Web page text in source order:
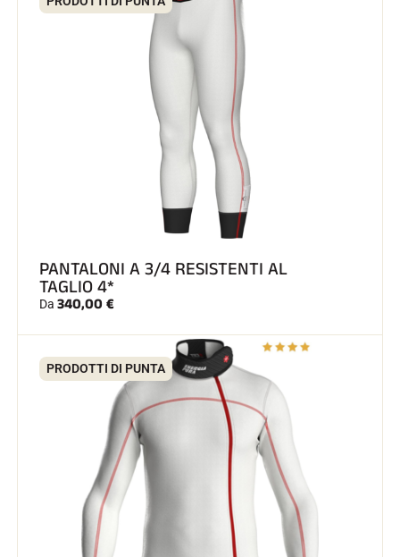
PANTALONI A 3/4 RESISTENTI AL
TAGLIO 4*
Da 340,00 €
PRODOTTI DI PUNTA